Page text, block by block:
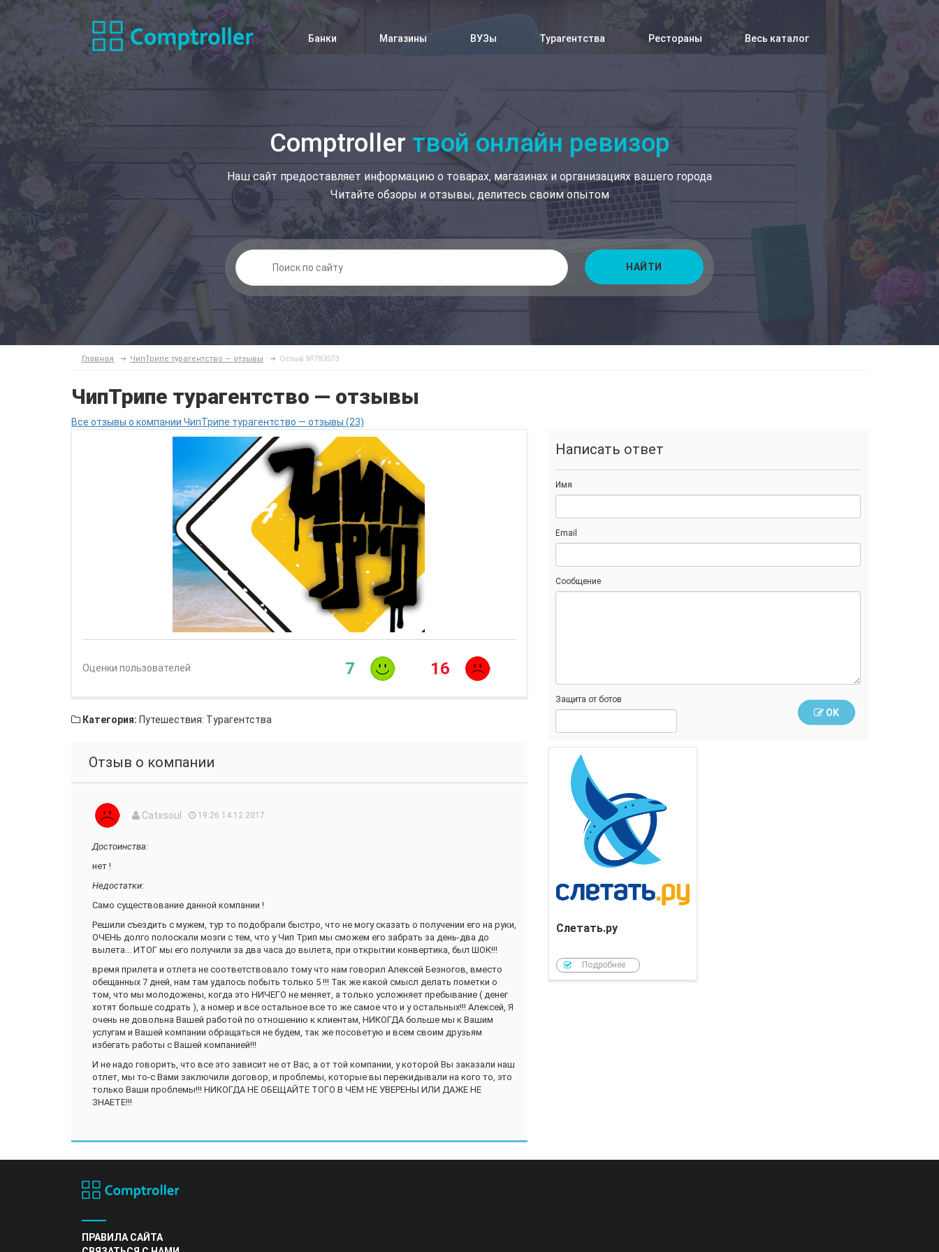
Банки Магазины ВУЗы Турагентства Рестораны Весь каталог
Comptroller твой онлайн ревизор
Наш сайт предоставляет информацию о товарах, магазинах и организациях вашего города
Читайте обзоры и отзывы, делитесь своим опытом
НАЙТИ
Главная ЧипТрипе турагентство — отзывы Отзыв №783573
ЧипТрипе турагентство — отзывы
Все отзывы о компании ЧипТрипе турагентство — отзывы (23)
Оценки пользователей 7 16
Категория: Путешествия: Турагентства
Отзыв о компании
Catxsoul 19:26 14.12.2017
Достоинства:
нет !
Недостатки:
Само существование данной компании !
Решили съездить с мужем, тур то подобрали быстро, что не могу сказать о получении его на руки,
ОЧЕНЬ долго полоскали мозги с тем, что у Чип Трип мы сможем его забрать за день-два до
вылета... ИТОГ мы его получили за два часа до вылета, при открытии конвертика, был ШОК!!!
время прилета и отлета не соответствовало тому что нам говорил Алексей Безногов, вместо
обещанных 7 дней, нам там удалось побыть только 5 !!! Так же какой смысл делать пометки о
том, что мы молодожены, когда это НИЧЕГО не меняет, а только усложняет пребывание ( денег
хотят больше содрать ), а номер и все остальное все то же самое что и у остальных!!! Алексей, Я
очень не довольна Вашей работой по отношению к клиентам, НИКОГДА больше мы к Вашим
услугам и Вашей компании обращаться не будем, так же посоветую и всем своим друзьям
избегать работы с Вашей компанией!!!
И не надо говорить, что все это зависит не от Вас, а от той компании, у которой Вы заказали наш
отлет, мы то-с Вами заключили договор, и проблемы, которые вы перекидывали на кого то, это
только Ваши проблемы!!! НИКОГДА НЕ ОБЕЩАЙТЕ ТОГО В ЧЕМ НЕ УВЕРЕНЫ ИЛИ ДАЖЕ НЕ
ЗНАЕТЕ!!!
Написать ответ
Имя
Email
Сообщение
Защита от ботов
OK
Слетать.ру
Подробнее
ПРАВИЛА САЙТА